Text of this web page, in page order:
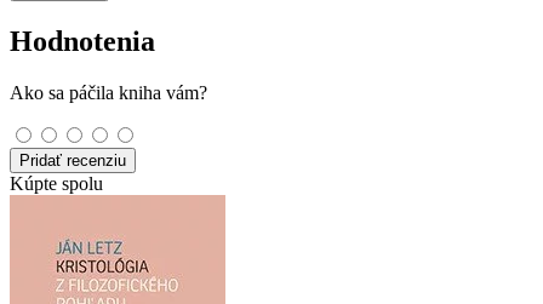
Hodnotenia
Ako sa páčila kniha vám?
Pridať recenziu
Kúpte spolu